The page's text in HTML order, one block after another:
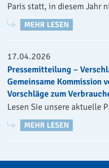
Paris statt, in diesem Jahr
MEHR LESEN
17.04.2026
Pressemitteilung –
Gemeinsame Kommission
Vorschläge zum
Lesen Sie unsere aktuelle
MEHR LESEN